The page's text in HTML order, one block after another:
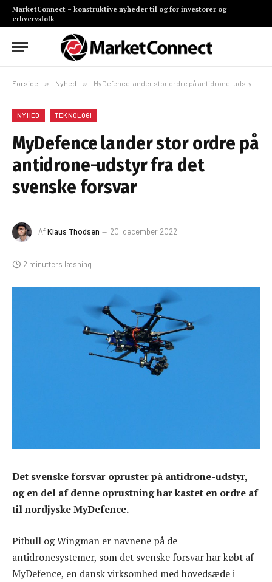
MarketConnect – konstruktive nyheder til og for investorer og
erhvervsfolk
Forside » Nyhed » MyDefence lander stor ordre på antidrone-udstyr fra det svenske forsvar
NYHED TEKNOLOGI
MyDefence lander stor ordre på
antidrone-udstyr fra det
svenske forsvar
AfKlaus Thodsen 20. december 2022
2 minutters læsning
Det svenske forsvar opruster på antidrone-udstyr,
og en del af denne oprustning har kastet en ordre af
til nordjyske MyDefence.
Pitbull og Wingman er navnene på de
antidronesystemer, som det svenske forsvar har købt af
MyDefence, en dansk virksomhed med hovedsæde i